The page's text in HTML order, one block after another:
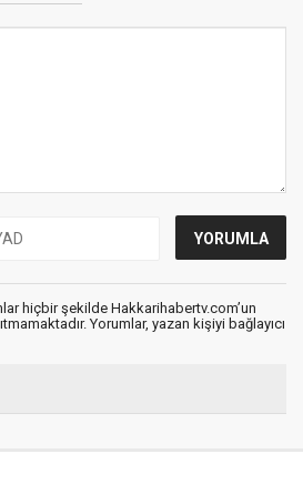
hiçbir şekilde Hakkarihabertv.com’un
Yorumlar, yazan kişiyi bağlayıcı